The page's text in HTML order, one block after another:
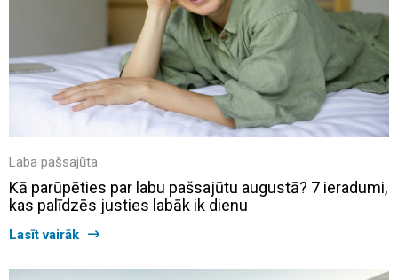
Laba pašsajūta
Kā parūpēties par labu pašsajūtu augustā? 7 ieradumi,
kas palīdzēs justies labāk ik dienu
Lasīt vairāk